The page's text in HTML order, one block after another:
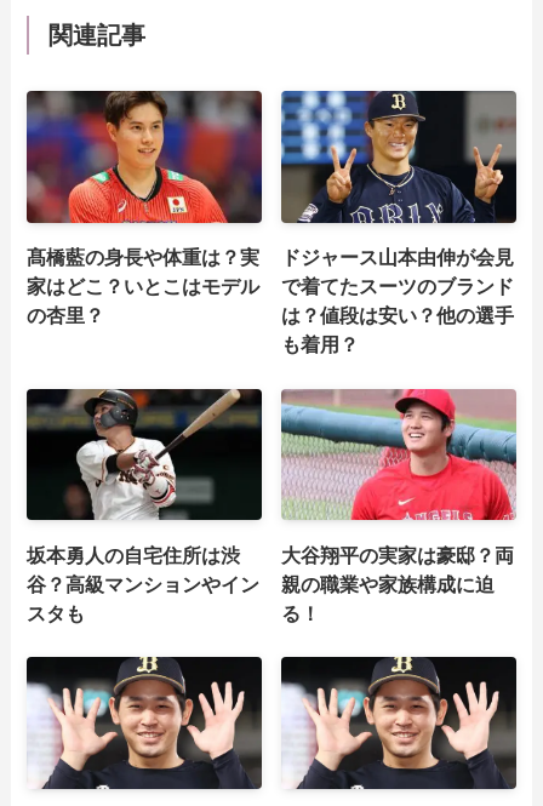
関連記事
髙橋藍の身長や体重は？実
家はどこ？いとこはモデル
の杏里？
ドジャース山本由伸が会見
で着てたスーツのブランド
は？値段は安い？他の選手
も着用？
坂本勇人の自宅住所は渋
谷？高級マンションやイン
スタも
大谷翔平の実家は豪邸？両
親の職業や家族構成に迫
る！